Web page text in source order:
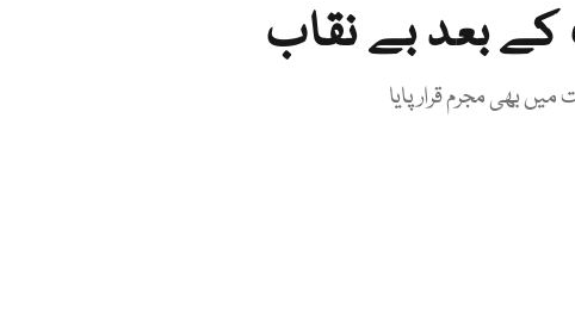
بعد بے نقاب
بھی مجرم قرار پایا